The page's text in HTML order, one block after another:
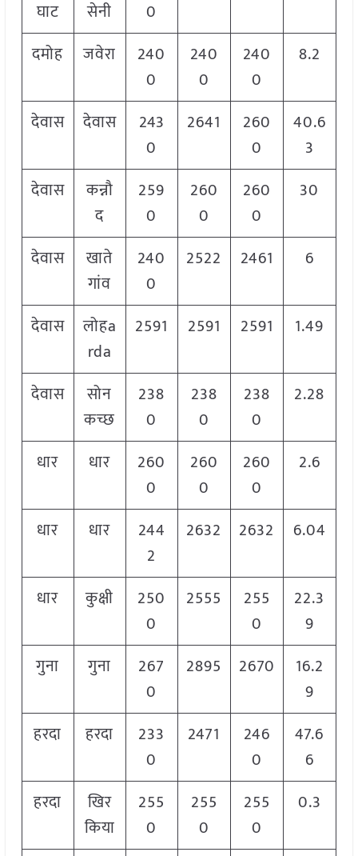
घाट
सेनी
0
दमोह जवेरा
240
0
240
0
240
0
8.2
देवास देवास
243
0
2641
260
0
40.6
3
देवास
कन्नौ
द
259
0
260
0
260
0
30
देवास
खाते
गांव
240
0
2522 2461 6
देवास
लोहa
rda
2591 2591 2591 1.49
देवास
सोन
कच्छ
238
0
238
0
238
0
2.28
धार धार
260
0
260
0
260
0
2.6
धार धार
244
2
2632 2632 6.04
धार कुक्षी
250
0
2555
255
0
22.3
9
गुना
गुना
267
0
2895 2670
16.2
9
हरदा
हरदा
233
0
2471
246
0
47.6
6
हरदा
खिर
किया
255
0
255
0
255
0
0.3